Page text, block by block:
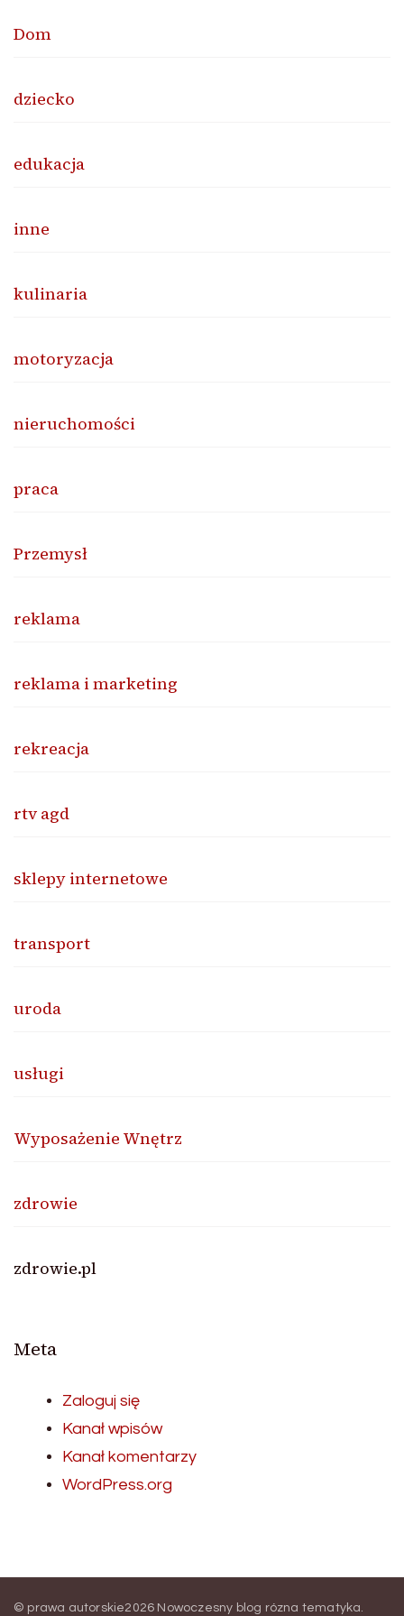
Dom
dziecko
edukacja
inne
kulinaria
motoryzacja
nieruchomości
praca
Przemysł
reklama
reklama i marketing
rekreacja
rtv agd
sklepy internetowe
transport
uroda
usługi
Wyposażenie Wnętrz
zdrowie
zdrowie.pl
Meta
Zaloguj się
Kanał wpisów
Kanał komentarzy
WordPress.org
© prawa autorskie2026 Nowoczesny blog rózna tematyka.